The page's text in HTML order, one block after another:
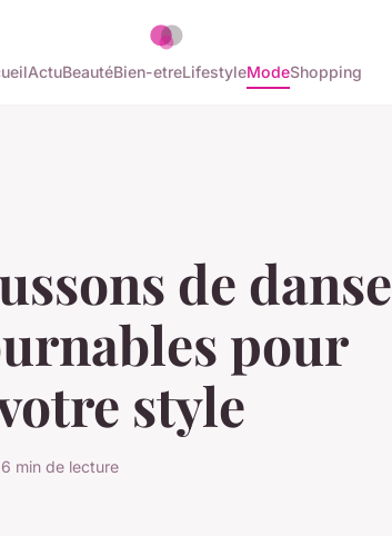
ActuBeautéBien-etreLifestyleModeShopping
de danse
pour
style
min de lecture